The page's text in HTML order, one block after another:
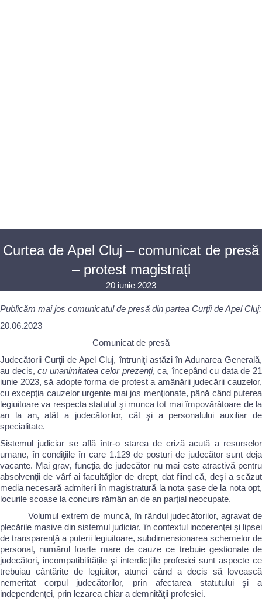
Curtea de Apel Cluj – comunicat de presă
– protest magistrați
20 iunie 2023
Publicăm mai jos comunicatul de presă din partea Curții de Apel Cluj:
20.06.2023
Comunicat de presă
Judecătorii Curţii de Apel Cluj, întruniţi astăzi în Adunarea Generală,
au decis,cu unanimitatea celor prezenţi, ca, începând cu data de 21
iunie 2023, să adopte forma de protest a amânării judecării cauzelor,
cu excepţia cauzelor urgente mai jos menţionate, până când puterea
legiuitoare va respecta statutul şi munca tot mai împovărătoare de la
an la an, atât a judecătorilor, cât şi a personalului auxiliar de
specialitate.
Sistemul judiciar se află într-o starea de criză acută a resurselor
umane, în condiţiile în care 1.129 de posturi de judecător sunt deja
vacante. Mai grav, funcția de judecător nu mai este atractivă pentru
absolvenții de vârf ai facultăților de drept, dat fiind că, deși a scăzut
media necesară admiterii în magistratură la nota șase de la nota opt,
locurile scoase la concurs rămân an de an parţial neocupate.
Volumul extrem de muncă, în rândul judecătorilor, agravat de
plecările masive din sistemul judiciar, în contextul incoerenţei şi lipsei
de transparenţă a puterii legiuitoare, subdimensionarea schemelor de
personal, numărul foarte mare de cauze ce trebuie gestionate de
judecători, incompatibilitățile şi interdicţiile profesiei sunt aspecte ce
trebuiau cântărite de legiuitor, atunci când a decis să lovească
nemeritat corpul judecătorilor, prin afectarea statutului şi a
independenţei, prin lezarea chiar a demnităţii profesiei.